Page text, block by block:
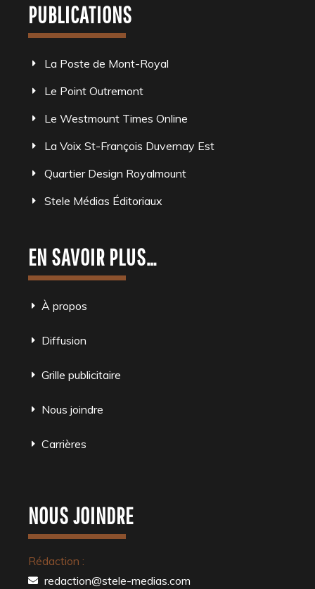
PUBLICATIONS
La Poste de Mont-Royal
Le Point Outremont
Le Westmount Times Online
La Voix St-François Duvernay Est
Quartier Design Royalmount
Stele Médias Éditoriaux
EN SAVOIR PLUS…
À propos
Diffusion
Grille publicitaire
Nous joindre
Carrières
NOUS JOINDRE
Rédaction :
redaction@stele-medias.com